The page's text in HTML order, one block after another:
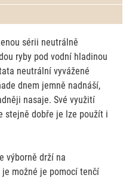
sérii neutrálně
ryby pod vodní hladinou
neutrální vyvážené
dnem jemně nadnáší,
nasaje. Své využití
stejně dobře je lze použít i
výborně drží na
možné je pomocí tenčí